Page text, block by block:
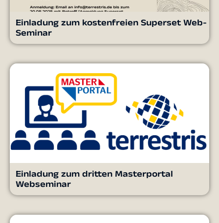
Einladung zum kostenfreien Superset Web-
Seminar
Einladung zum dritten Masterportal
Webseminar